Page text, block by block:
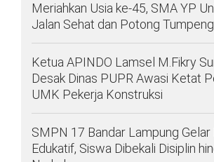
Meriahkan Usia ke-45, SMA YP
Jalan Sehat dan Potong Tumpeng
Ketua APINDO Lamsel M.Fikry
Desak Dinas PUPR Awasi Ketat
UMK Pekerja Konstruksi
SMPN 17 Bandar Lampung
Edukatif, Siswa Dibekali Disiplin